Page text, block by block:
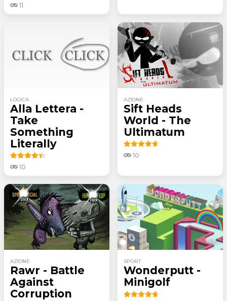
11
LOGICA
Alla Lettera -
Take
Something
Literally
10
AZIONE
Sift Heads
World - The
Ultimatum
10
AZIONE
Rawr - Battle
Against
Corruption
SPORT
Wonderputt -
Minigolf